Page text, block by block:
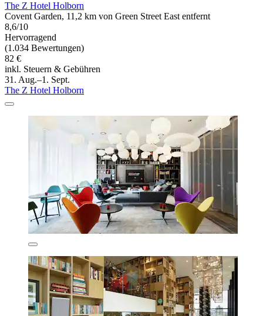
The Z Hotel Holborn
Covent Garden, 11,2 km von Green Street East entfernt
8,6/10
Hervorragend
(1.034 Bewertungen)
82 €
inkl. Steuern & Gebühren
31. Aug.–1. Sept.
The Z Hotel Holborn